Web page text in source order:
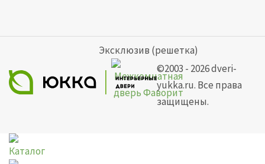
Эксклюзив (решетка)
©2003 - 2026 dveri-
yukka.ru. Все права
защищены.
Каталог